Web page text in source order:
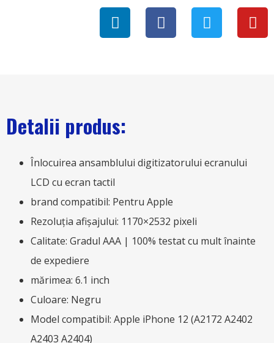
Detalii produs:
Înlocuirea ansamblului digitizatorului ecranului
LCD cu ecran tactil
brand compatibil: Pentru Apple
Rezoluția afișajului: 1170×2532 pixeli
Calitate: Gradul AAA | 100% testat cu mult înainte
de expediere
mărimea: 6.1 inch
Culoare: Negru
Model compatibil: Apple iPhone 12 (A2172 A2402
A2403 A2404)